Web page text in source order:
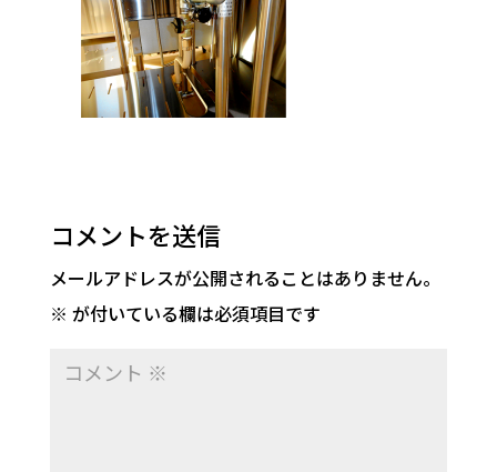
コメントを送信
メールアドレスが公開されることはありません。
※ が付いている欄は必須項目です